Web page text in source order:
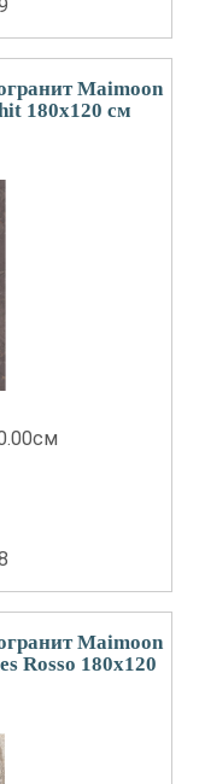
Maimoon
180х120 см
Maimoon
Rosso 180х120